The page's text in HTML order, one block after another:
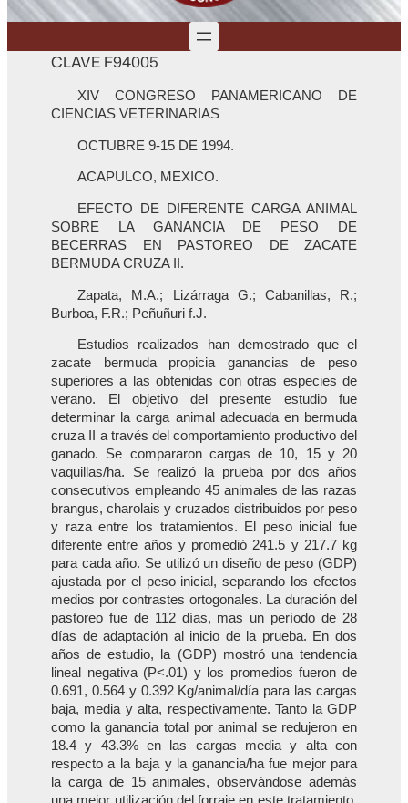
CLAVE F94005
XIV CONGRESO PANAMERICANO DE
CIENCIAS VETERINARIAS
OCTUBRE 9-15 DE 1994.
ACAPULCO, MEXICO.
EFECTO DE DIFERENTE CARGA ANIMAL
SOBRE LA GANANCIA DE PESO DE
BECERRAS EN PASTOREO DE ZACATE
BERMUDA CRUZA II.
Zapata, M.A.; Lizárraga G.; Cabanillas, R.;
Burboa, F.R.; Peñuñuri f.J.
Estudios realizados han demostrado que el
zacate bermuda propicia ganancias de peso
superiores a las obtenidas con otras especies de
verano. El objetivo del presente estudio fue
determinar la carga animal adecuada en bermuda
cruza II a través del comportamiento productivo del
ganado. Se compararon cargas de 10, 15 y 20
vaquillas/ha. Se realizó la prueba por dos años
consecutivos empleando 45 animales de las razas
brangus, charolais y cruzados distribuidos por peso
y raza entre los tratamientos. El peso inicial fue
diferente entre años y promedió 241.5 y 217.7 kg
para cada año. Se utilizó un diseño de peso (GDP)
ajustada por el peso inicial, separando los efectos
medios por contrastes ortogonales. La duración del
pastoreo fue de 112 días, mas un período de 28
días de adaptación al inicio de la prueba. En dos
años de estudio, la (GDP) mostró una tendencia
lineal negativa (P<.01) y los promedios fueron de
0.691, 0.564 y 0.392 Kg/animal/día para las cargas
baja, media y alta, respectivamente. Tanto la GDP
como la ganancia total por animal se redujeron en
18.4 y 43.3% en las cargas media y alta con
respecto a la baja y la ganancia/ha fue mejor para
la carga de 15 animales, observándose además